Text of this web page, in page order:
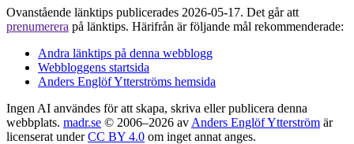
Ovanstående länktips publicerades 2026-05-17. Det går att
prenumerera på länktips. Härifrån är följande mål rekommenderade:
Andra länktips på denna webblogg
Webbloggens startsida
Anders Englöf Ytterströms hemsida
Ingen AI användes för att skapa, skriva eller publicera denna
webbplats. madr.se © 2006–2026 av Anders Englöf Ytterström är
licenserat underCC BY 4.0 om inget annat anges.